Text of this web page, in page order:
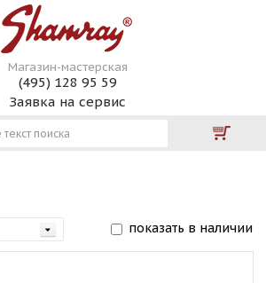
Магазин-мастерская
(495) 128 95 59
Заявка на сервис
показать в наличии